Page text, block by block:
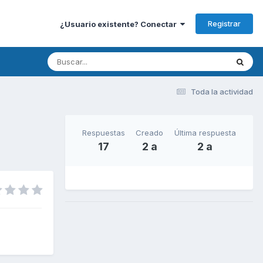
¿Usuario existente? Conectar Registrar
Toda la actividad
Respuestas
17
Creado
2 a
Última respuesta
2 a